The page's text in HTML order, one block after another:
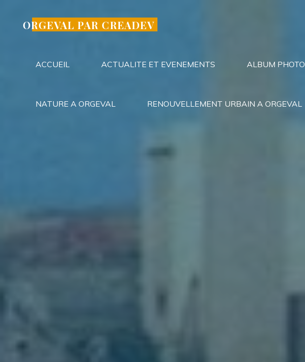
ORGEVAL PAR CREADEV
ACCUEIL ACTUALITE ET EVENEMENTS ALBUM PHOTO
NATURE A ORGEVAL RENOUVELLEMENT URBAIN A ORGEVAL